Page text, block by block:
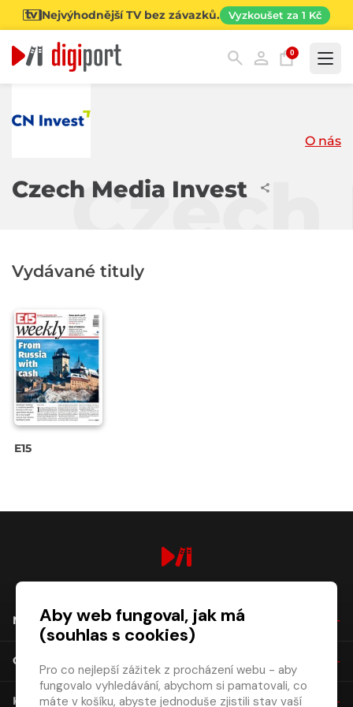
Nejvýhodnější TV bez závazků. Vyzkoušet za 1 Kč
0
Czech Media Invest
O nás
Vydávané tituly
E15
NÁKUP
O SPOLEČNOSTI
KONTAKT
Aby web fungoval, jak má
(souhlas s cookies)
Pro co nejlepší zážitek z procházení webu - aby
fungovalo vyhledávání, abychom si pamatovali, co
máte v košíku, abyste jednoduše zjistili stav vaší